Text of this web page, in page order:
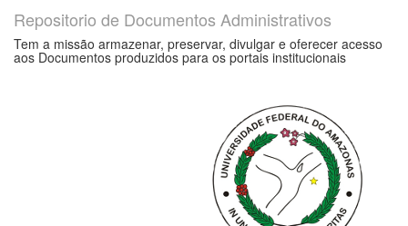
Repositorio de Documentos Administrativos
Tem a missão armazenar, preservar, divulgar e oferecer acesso
aos Documentos produzidos para os portais institucionais